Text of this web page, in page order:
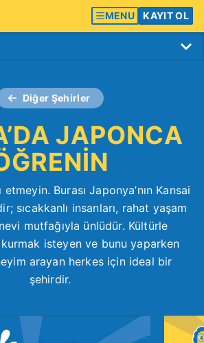
MENU KAYIT OL
Diğer Şehirler
JAPONCA
etmeyin. Burası Japonya’nın Kansai
sıcakkanlı insanları, rahat yaşam
mutfağıyla ünlüdür. Kültürle
isteyen ve bunu yaparken
arayan herkes için ideal bir
şehirdir.